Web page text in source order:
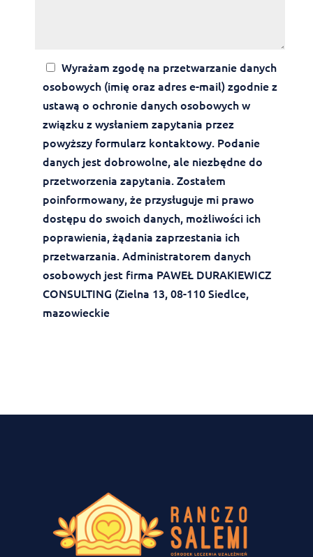
Wyrażam zgodę na przetwarzanie danych
osobowych (imię oraz adres e-mail) zgodnie z
ustawą o ochronie danych osobowych w
związku z wysłaniem zapytania przez
powyższy formularz kontaktowy. Podanie
danych jest dobrowolne, ale niezbędne do
przetworzenia zapytania. Zostałem
poinformowany, że przysługuje mi prawo
dostępu do swoich danych, możliwości ich
poprawienia, żądania zaprzestania ich
przetwarzania. Administratorem danych
osobowych jest firma PAWEŁ DURAKIEWICZ
CONSULTING (Zielna 13, 08-110 Siedlce,
mazowieckie